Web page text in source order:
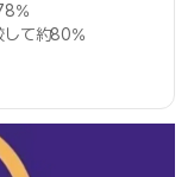
して約80%